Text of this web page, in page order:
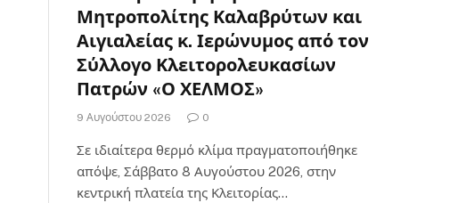
Μητροπολίτης Καλαβρύτων και
Αιγιαλείας κ. Ιερώνυμος από τον
Σύλλογο Κλειτορολευκασίων
Πατρών «Ο ΧΕΛΜΟΣ»
9 Αυγούστου 2026 0
Σε ιδιαίτερα θερμό κλίμα πραγματοποιήθηκε
απόψε, Σάββατο 8 Αυγούστου 2026, στην
κεντρική πλατεία της Κλειτορίας…